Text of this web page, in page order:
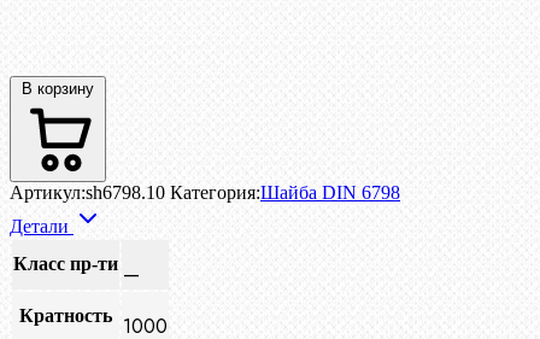
В корзину
Артикул:sh6798.10 Категория:Шайба DIN 6798
Детали
Класс пр-ти —
Кратность 1000